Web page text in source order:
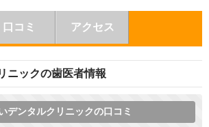
口コミ アクセス
ニックの歯医者情報
デンタルクリニックの口コミ